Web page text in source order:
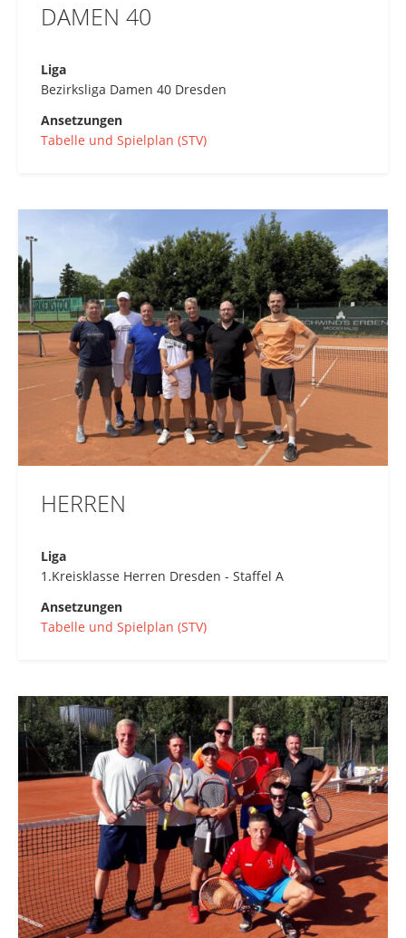
DAMEN 40
Liga
Bezirksliga Damen 40 Dresden
Ansetzungen
Tabelle und Spielplan (STV)
HERREN
Liga
1.Kreisklasse Herren Dresden - Staffel A
Ansetzungen
Tabelle und Spielplan (STV)